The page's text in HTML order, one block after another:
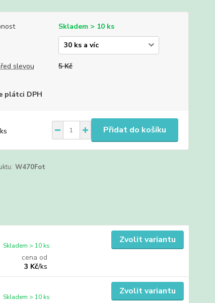
Skladem > 10 ks
slevou 5 Kč
plátci DPH
ks Přidat do košíku
W470Fot
cena od
3 Kč/ks
Skladem > 10 ks
Zvolit variantu
Skladem > 10 ks
Zvolit variantu